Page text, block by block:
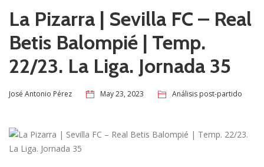
La Pizarra | Sevilla FC – Real
Betis Balompié | Temp.
22/23. La Liga. Jornada 35
José Antonio Pérez May 23, 2023 Análisis post-partido